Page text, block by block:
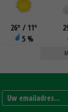
26° / 11°
5 %